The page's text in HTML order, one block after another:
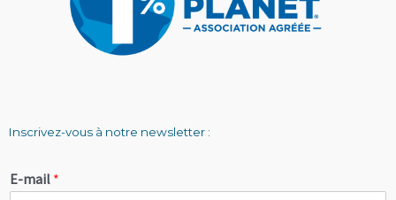
Inscrivez-vous à notre newsletter :
E-mail *